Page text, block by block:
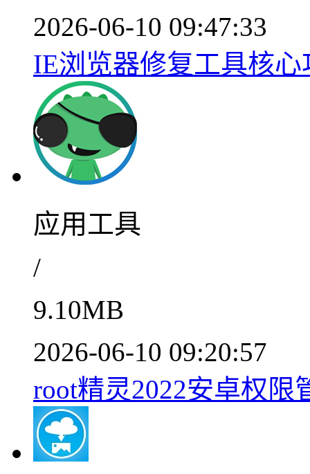
2026-06-10 09:47:33
IE浏览器修复工具核
应用工具
/
9.10MB
2026-06-10 09:20:57
root精灵2022安卓权限